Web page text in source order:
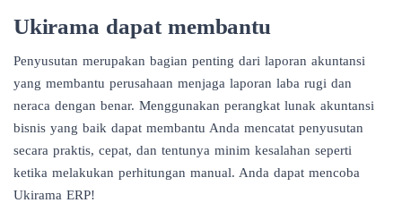
Ukirama dapat membantu
Penyusutan merupakan bagian penting dari laporan akuntansi
yang membantu perusahaan menjaga laporan laba rugi dan
neraca dengan benar. Menggunakan perangkat lunak akuntansi
bisnis yang baik dapat membantu Anda mencatat penyusutan
secara praktis, cepat, dan tentunya minim kesalahan seperti
ketika melakukan perhitungan manual. Anda dapat mencoba
Ukirama ERP!